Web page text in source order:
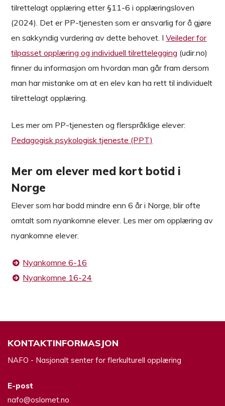
tilrettelagt opplæring etter §11-6 i opplæringsloven
(2024). Det er PP-tjenesten som er ansvarlig for å gjøre
en sakkyndig vurdering av dette behovet. IVeileder for
tilpasset opplæring og individuell tilrettelegging (udir.no)
finner du informasjon om hvordan man går fram dersom
man har mistanke om at en elev kan ha rett til individuelt
tilrettelagt opplæring.
Les mer om PP-tjenesten og flerspråklige elever:
Pedagogisk psykologisk tjeneste (PPT)
Mer om elever med kort botid i
Norge
Elever som har bodd mindre enn 6 år i Norge, blir ofte
omtalt som nyankomne elever. Les mer om opplæring av
nyankomne elever.
Nyankomne 6-16
Nyankomne 16-24
KONTAKTINFORMASJON
NAFO - Nasjonalt senter for flerkulturell opplæring
E-post
nafo@oslomet.no